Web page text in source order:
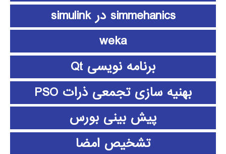
simmehanics در simulink
weka
برنامه نویسی Qt
بهنیه سازی تجمعی ذرات PSO
پیش بینی بورس
تشخیص امضا